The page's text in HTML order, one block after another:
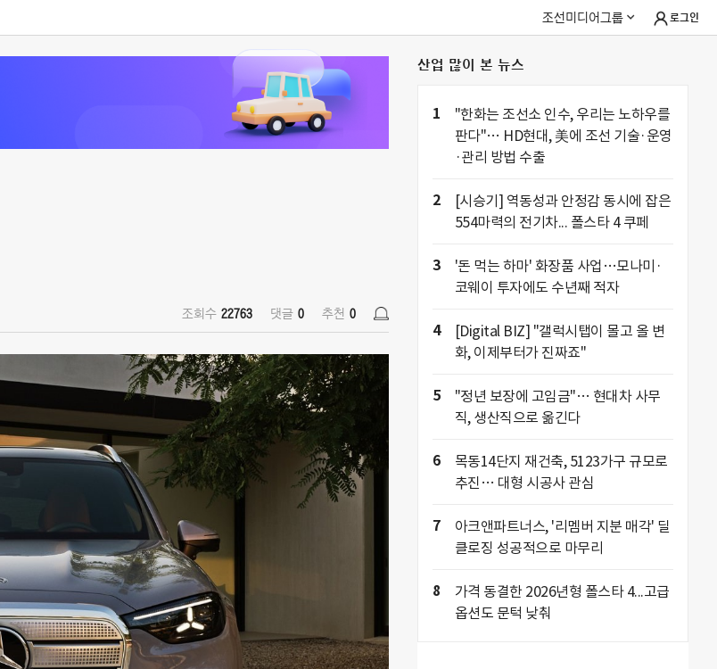
조선미디어그룹 로그인
조회수 22763 댓글 0 추천 0
산업 많이 본 뉴스